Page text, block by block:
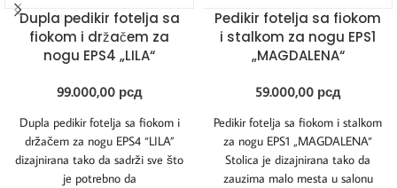
Dupla pedikir fotelja sa
fiokom i držačem za
nogu EPS4 „LILA“
99.000,00 рсд
Dupla pedikir fotelja sa fiokom i
držačem za nogu EPS4 “LILA”
dizajnirana tako da sadrži sve što
je potrebno da
Pedikir fotelja sa fiokom
i stalkom za nogu EPS1
„MAGDALENA“
59.000,00 рсд
Pedikir fotelja sa fiokom i stalkom
za nogu EPS1 „MAGDALENA“
Stolica je dizajnirana tako da
zauzima malo mesta u salonu